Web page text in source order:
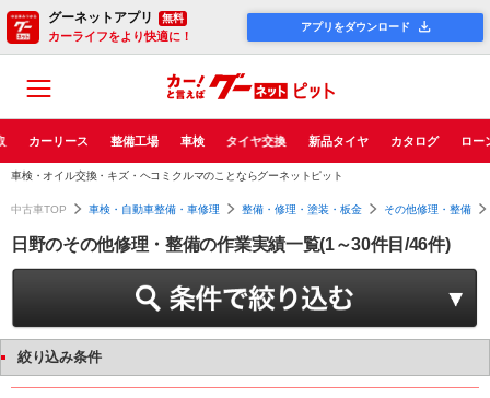
グーネットアプリ 無料
カーライフをより快適に！
アプリをダウンロード
カーリース 整備工場 車検 タイヤ交換 新品タイヤ カタログ ロー
車検・オイル交換・キズ・ヘコミクルマのことならグーネットピット
中古車TOP 車検・自動車整備・車修理 整備・修理・塗装・板金 その他修理・整備
日野のその他修理・整備の作業実績一覧(1～30件目/46件)
絞り込み条件